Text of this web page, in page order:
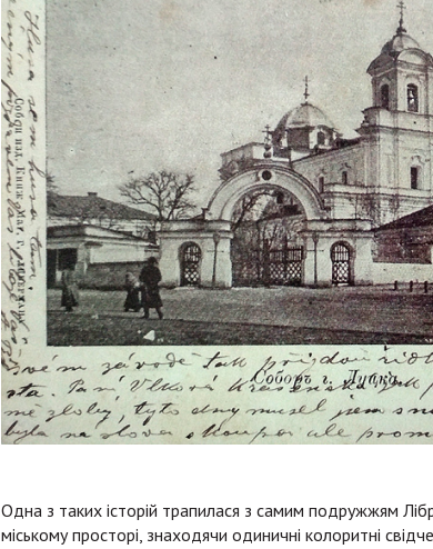
Одна з таких історій трапилася з самим подружжям
міському просторі, знаходячи одиничні колоритні